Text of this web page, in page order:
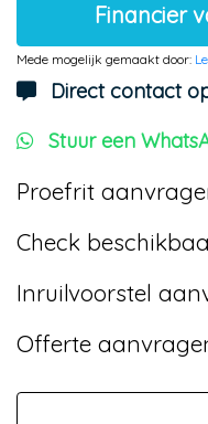
Financier
Mede mogelijk gemaakt door:
Direct contact
Stuur een
Proefrit
Check
Inruilvoorstel
Offerte